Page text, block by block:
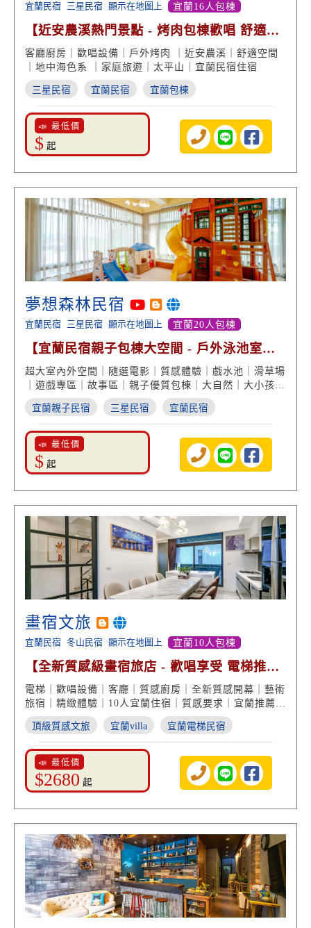
宜蘭民宿 三星民宿 顯示在地圖上 宜蘭16人包棟
【近安農溪熱門景點 - 烤肉包棟歡唱 舒適空
間】
客廳廚房｜歡唱設備｜戶外烤肉 ｜近安農溪｜舒適空間
｜地中海色系 ｜家庭旅遊｜太平山｜宜蘭民宿住宿
三星民宿 宜蘭民宿 宜蘭包棟
📣 最低價
$ 起
夢想森林民宿
宜蘭民宿 三星民宿 顯示在地圖上 宜蘭20人包棟
【宜蘭民宿親子包棟大空間 - 戶外泳池室內
木屋溜滑梯】
超大室內外空間｜隨選電影｜質感體驗｜戲水池｜滑草場
｜遊戲專區｜故事區｜親子優質包棟｜大自然｜大小孩同
樂
宜蘭親子民宿 三星民宿 宜蘭民宿
📣 最低價
$ 起
畫宿文旅
宜蘭民宿 冬山民宿 顯示在地圖上 宜蘭10人包棟
【全新質感級畫宿旅店 - 歡唱享受 電梯推
薦】
電梯｜歡唱設備｜客廳｜質感廚房｜全新質感開幕｜藝術
旅宿｜精緻體驗｜10人宜蘭住宿｜質感要求｜宜蘭推薦民
宿
頂級質感文旅 宜蘭villa 宜蘭電梯民宿
📣 最低價
$2680 起